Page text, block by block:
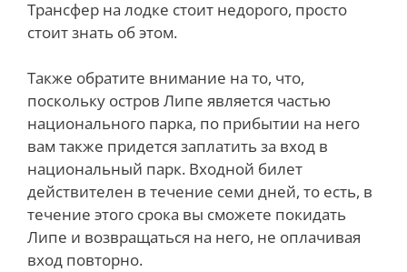
Трансфер на лодке стоит недорого, просто
стоит знать об этом.
Также обратите внимание на то, что,
поскольку остров Липе является частью
национального парка, по прибытии на него
вам также придется заплатить за вход в
национальный парк. Входной билет
действителен в течение семи дней, то есть, в
течение этого срока вы сможете покидать
Липе и возвращаться на него, не оплачивая
вход повторно.